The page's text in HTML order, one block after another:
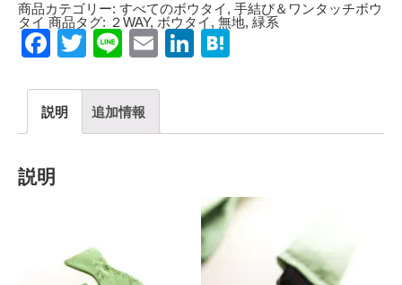
商品カテゴリー: すべてのボウタイ, 手結び＆ワンタッチボウ
タイ 商品タグ: ２WAY, ボウタイ, 無地, 緑系
Facebook
Twitter
LineEmailLinkedIn
説明 追加情報
説明